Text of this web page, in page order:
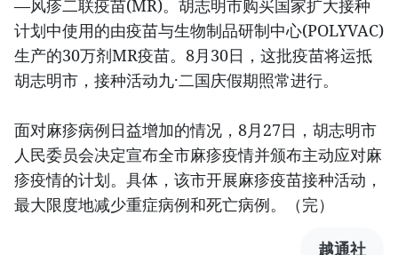
—风疹二联疫苗(MR)。胡志明市购买国家扩大接种
计划中使用的由疫苗与生物制品研制中心(POLYVAC)
生产的30万剂MR疫苗。8月30日，这批疫苗将运抵
胡志明市，接种活动九·二国庆假期照常进行。
面对麻疹病例日益增加的情况，8月27日，胡志明市
人民委员会决定宣布全市麻疹疫情并颁布主动应对麻
疹疫情的计划。具体，该市开展麻疹疫苗接种活动，
最大限度地减少重症病例和死亡病例。（完）
越通社